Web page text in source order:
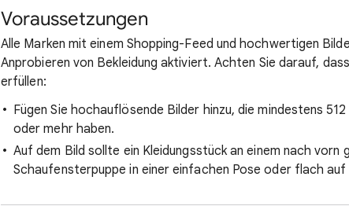
Voraussetzungen
Alle Marken mit einem Shopping-Feed und hochwertigen
Anprobieren von Bekleidung aktiviert. Achten Sie darauf,
erfüllen:
Fügen Sie hochauflösende Bilder hinzu, die mindestens
oder mehr haben.
Auf dem Bild sollte ein Kleidungsstück an einem nach
Schaufensterpuppe in einer einfachen Pose oder flach